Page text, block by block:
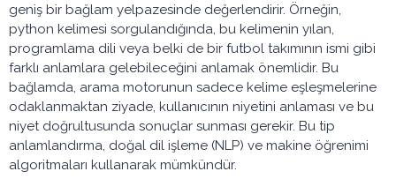
geniş bir bağlam yelpazesinde değerlendirir. Örneğin,
python kelimesi sorgulandığında, bu kelimenin yılan,
programlama dili veya belki de bir futbol takımının ismi gibi
farklı anlamlara gelebileceğini anlamak önemlidir. Bu
bağlamda, arama motorunun sadece kelime eşleşmelerine
odaklanmaktan ziyade, kullanıcının niyetini anlaması ve bu
niyet doğrultusunda sonuçlar sunması gerekir. Bu tip
anlamlandırma, doğal dil işleme (NLP) ve makine öğrenimi
algoritmaları kullanarak mümkündür.